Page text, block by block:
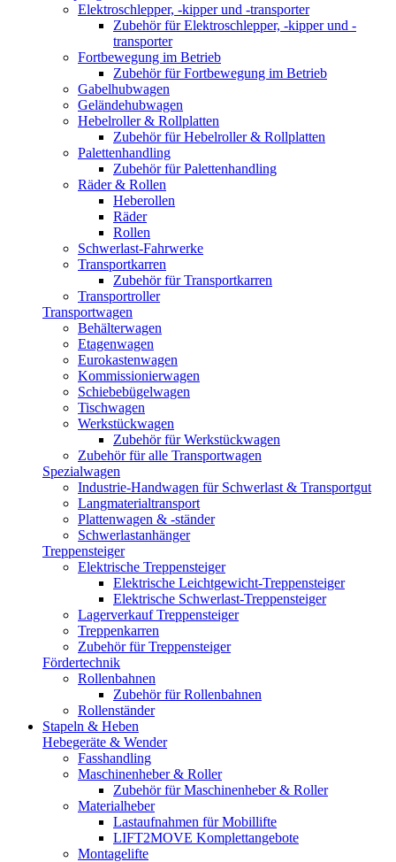
Elektroschlepper, -kipper und -transporter
Zubehör für Elektroschlepper, -kipper und -
transporter
Fortbewegung im Betrieb
Zubehör für Fortbewegung im Betrieb
Gabelhubwagen
Geländehubwagen
Hebelroller & Rollplatten
Zubehör für Hebelroller & Rollplatten
Palettenhandling
Zubehör für Palettenhandling
Räder & Rollen
Heberollen
Räder
Rollen
Schwerlast-Fahrwerke
Transportkarren
Zubehör für Transportkarren
Transportroller
Transportwagen
Behälterwagen
Etagenwagen
Eurokastenwagen
Kommissionierwagen
Schiebebügelwagen
Tischwagen
Werkstückwagen
Zubehör für Werkstückwagen
Zubehör für alle Transportwagen
Spezialwagen
Industrie-Handwagen für Schwerlast & Transportgut
Langmaterialtransport
Plattenwagen & -ständer
Schwerlastanhänger
Treppensteiger
Elektrische Treppensteiger
Elektrische Leichtgewicht-Treppensteiger
Elektrische Schwerlast-Treppensteiger
Lagerverkauf Treppensteiger
Treppenkarren
Zubehör für Treppensteiger
Fördertechnik
Rollenbahnen
Zubehör für Rollenbahnen
Rollenständer
Stapeln & Heben
Hebegeräte & Wender
Fasshandling
Maschinenheber & Roller
Zubehör für Maschinenheber & Roller
Materialheber
Lastaufnahmen für Mobillifte
LIFT2MOVE Komplettangebote
Montagelifte